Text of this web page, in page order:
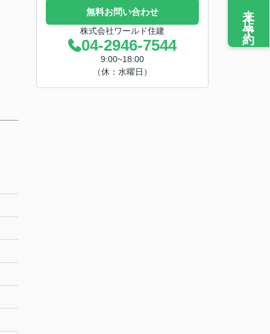
無料お問い合わせ
株式会社ワールド住建
04-2946-7544
9:00~18:00
（休：水曜日）
来店予約